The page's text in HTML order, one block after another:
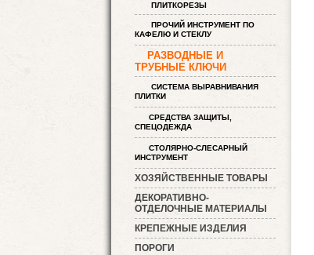
ПЛИТКОРЕЗЫ
ПРОЧИЙ ИНСТРУМЕНТ ПО
КАФЕЛЮ И СТЕКЛУ
РАЗВОДНЫЕ И
ТРУБНЫЕ КЛЮЧИ
СИСТЕМА ВЫРАВНИВАНИЯ
ПЛИТКИ
СРЕДСТВА ЗАЩИТЫ,
СПЕЦОДЕЖДА
СТОЛЯРНО-СЛЕСАРНЫЙ
ИНСТРУМЕНТ
ХОЗЯЙСТВЕННЫЕ ТОВАРЫ
ДЕКОРАТИВНО-
ОТДЕЛОЧНЫЕ МАТЕРИАЛЫ
КРЕПЕЖНЫЕ ИЗДЕЛИЯ
ПОРОГИ